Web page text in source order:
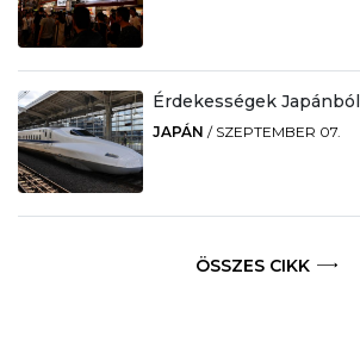
Érdekességek Japánból
JAPÁN / SZEPTEMBER 07.
ÖSSZES CIKK